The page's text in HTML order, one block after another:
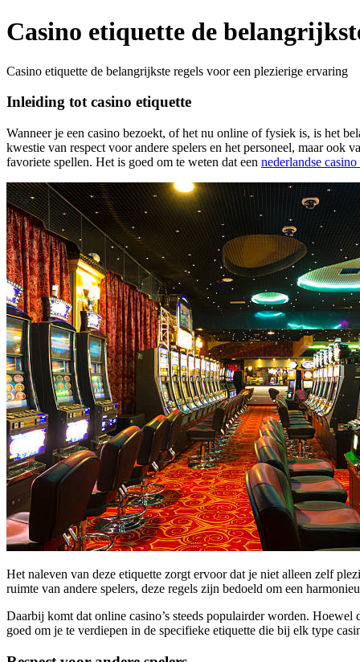
Casino etiquette de
Casino etiquette de belangrijkste regels voor een plezierige ervaring
Inleiding tot casino etiquette
Wanneer je een casino bezoekt, of het nu online of fysiek is, is het
kwestie van respect voor andere spelers en het personeel, maar ook
favoriete spellen. Het is goed om te weten dat een nederlandse
Het naleven van deze etiquette zorgt ervoor dat je niet alleen zelf
ruimte van andere spelers, deze regels zijn bedoeld om een
Daarbij komt dat online casino’s steeds populairder worden.
goed om je te verdiepen in de specifieke etiquette die bij elk type